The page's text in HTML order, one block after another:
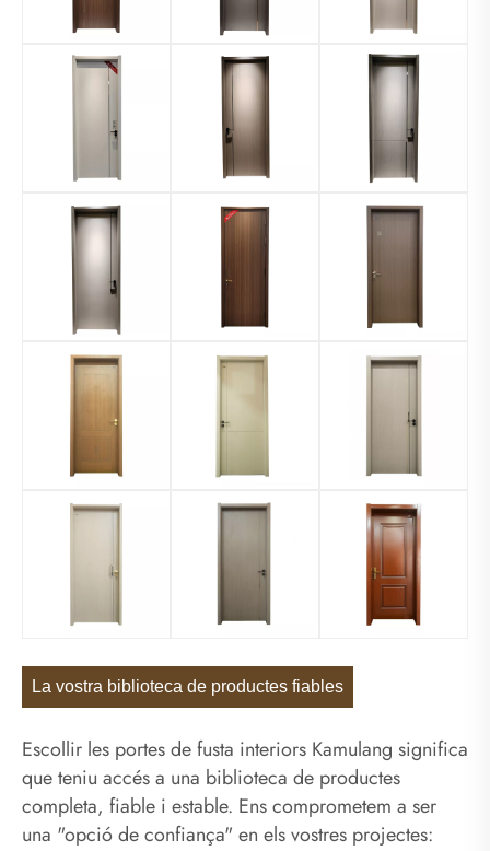
La vostra biblioteca de productes fiables
Escollir les portes de fusta interiors Kamulang significa
que teniu accés a una biblioteca de productes
completa, fiable i estable. Ens comprometem a ser
una "opció de confiança" en els vostres projectes: